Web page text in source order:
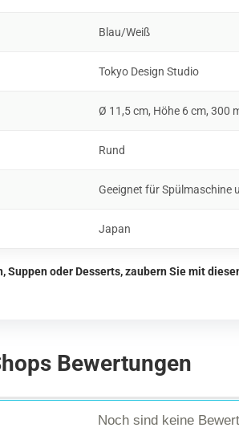
Blau/Weiß
Tokyo Design Studio
Ø 11,5 cm, Höhe 6 cm, 300
Rund
Geeignet für Spülmaschine
Japan
Suppen oder Desserts, zaubern Sie mit
Bewertungen
Noch sind keine